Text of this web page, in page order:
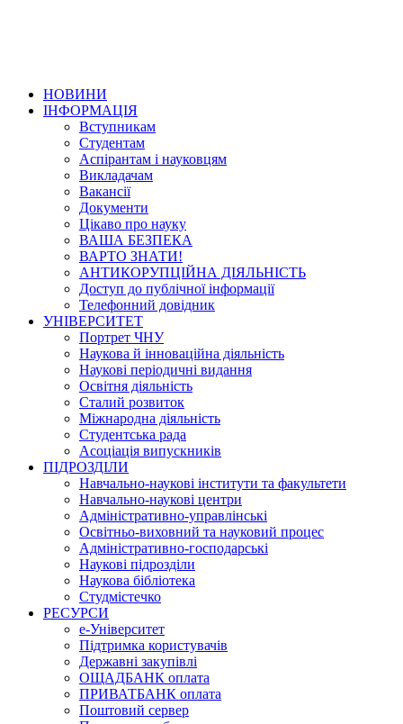
НОВИНИ
ІНФОРМАЦІЯ
Вступникам
Студентам
Аспірантам і науковцям
Викладачам
Вакансії
Документи
Цікаво про науку
ВАША БЕЗПЕКА
ВАРТО ЗНАТИ!
АНТИКОРУПЦІЙНА ДІЯЛЬНІСТЬ
Доступ до публічної інформації
Телефонний довідник
УНІВЕРСИТЕТ
Портрет ЧНУ
Наукова й інноваційна діяльність
Наукові періодичні видання
Освітня діяльність
Сталий розвиток
Міжнародна діяльність
Студентська рада
Асоціація випускників
ПІДРОЗДІЛИ
Навчально-наукові інститути та факультети
Навчально-наукові центри
Адміністративно-управлінські
Освітньо-виховний та науковий процес
Адміністративно-господарські
Наукові підрозділи
Наукова бібліотека
Студмістечко
РЕСУРСИ
е-Університет
Підтримка користувачів
Державні закупівлі
ОЩАДБАНК оплата
ПРИВАТБАНК оплата
Поштовий сервер